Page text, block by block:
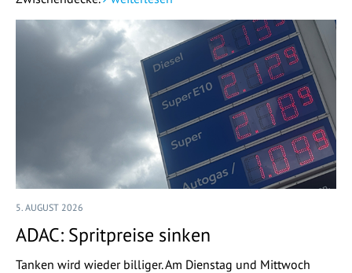
5. AUGUST 2026
ADAC: Spritpreise sinken
Tanken wird wieder billiger. Am Dienstag und Mittwoch